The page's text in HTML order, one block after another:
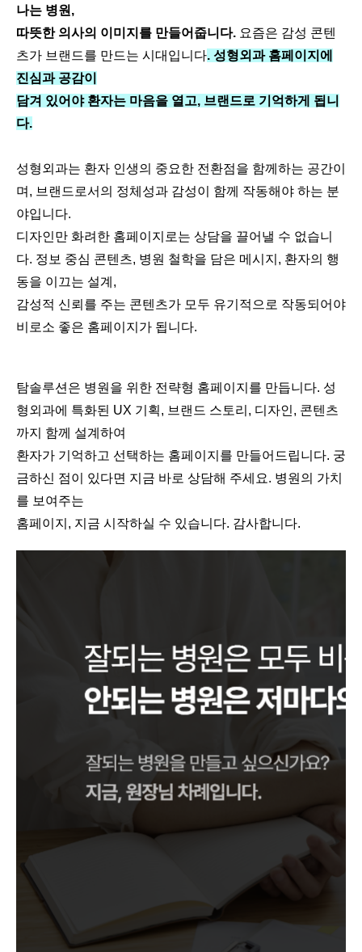
나는 병원,
따뜻한 의사의 이미지를 만들어줍니다. 요즘은 감성 콘텐
츠가 브랜드를 만드는 시대입니다. 성형외과 홈페이지에
진심과 공감이
담겨 있어야 환자는 마음을 열고, 브랜드로 기억하게 됩니
다​​.
성형외과는 환자 인생의 중요한 전환점을 함께하는 공간이
며, 브랜드로서의 정체성과 감성이 함께 작동해야 하는 분
야입니다.
디자인만 화려한 홈페이지로는 상담을 끌어낼 수 없습니
다. 정보 중심 콘텐츠, 병원 철학을 담은 메시지, 환자의 행
동을 이끄는 설계,
감성적 신뢰를 주는 콘텐츠가 모두 유기적으로 작동되어야
비로소 좋은 홈페이지가 됩니다.
탐솔루션은 병원을 위한 전략형 홈페이지를 만듭니다. 성
형외과에 특화된 UX 기획, 브랜드 스토리, 디자인, 콘텐츠
까지 함께 설계하여
환자가 기억하고 선택하는 홈페이지를 만들어드립니다. 궁
금하신 점이 있다면 지금 바로 상담해 주세요. 병원의 가치
를 보여주는
홈페이지, 지금 시작하실 수 있습니다. 감사합니다.